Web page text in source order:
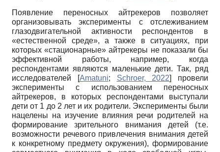
Появление переносных айтрекеров позволяет
организовывать эксперименты с отслеживанием
глазодвигательной активности респондентов в
«естественной среде», а также в ситуациях, при
которых «стационарные» айтрекеры не показали бы
эффективной работы, например, когда
респондентами являются маленькие дети. Так, ряд
исследователей
[Amatuni; Schroer, 2022]
провели
эксперименты с использованием переносных
айтрекеров, в которых респондентами выступали
дети от 1 до 2 лет и их родители. Эксперименты были
нацелены на изучение влияния речи родителей на
формирование зрительного внимания детей (т.е.
возможности речевого привлечения внимания детей
к конкретному предмету окружения), формирование